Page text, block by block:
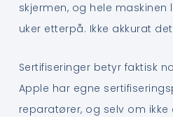
skjermen, og hele maskinen
uker etterpå. Ikke akkurat
Sertifiseringer betyr faktisk
Apple har egne
reparatører, og selv om